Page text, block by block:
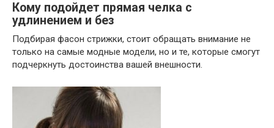
Кому подойдет прямая челка с
удлинением и без
Подбирая фасон стрижки, стоит обращать внимание не
только на самые модные модели, но и те, которые смогут
подчеркнуть достоинства вашей внешности.